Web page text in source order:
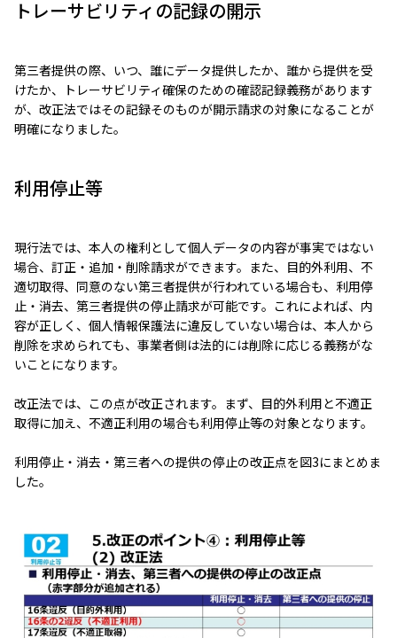
トレーサビリティの記録の開示
第三者提供の際、いつ、誰にデータ提供したか、誰から提供を受
けたか、トレーサビリティ確保のための確認記録義務があります
が、改正法ではその記録そのものが開示請求の対象になることが
明確になりました。
利用停止等
現行法では、本人の権利として個人データの内容が事実ではない
場合、訂正・追加・削除請求ができます。また、目的外利用、不
適切取得、同意のない第三者提供が行われている場合も、利用停
止・消去、第三者提供の停止請求が可能です。これによれば、内
容が正しく、個人情報保護法に違反していない場合は、本人から
削除を求められても、事業者側は法的には削除に応じる義務がな
いことになります。
改正法では、この点が改正されます。まず、目的外利用と不適正
取得に加え、不適正利用の場合も利用停止等の対象となります。
利用停止・消去・第三者への提供の停止の改正点を図3にまとめま
した。